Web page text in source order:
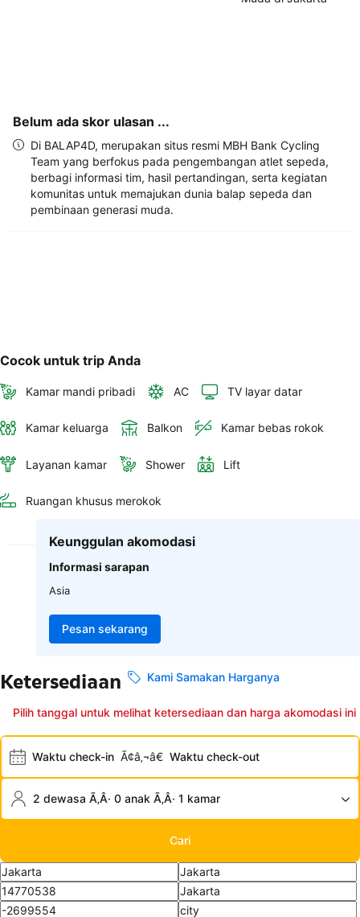
Belum ada skor ulasan ...
Di BALAP4D, merupakan situs resmi MBH Bank Cycling
Team yang berfokus pada pengembangan atlet sepeda,
berbagi informasi tim, hasil pertandingan, serta kegiatan
komunitas untuk memajukan dunia balap sepeda dan
pembinaan generasi muda.
Cocok untuk trip Anda
Kamar mandi pribadi AC TV layar datar
Kamar keluarga Balkon Kamar bebas rokok
Layanan kamar Shower Lift
Ruangan khusus merokok
Keunggulan akomodasi
Informasi sarapan
Asia
Pesan sekarang
Ketersediaan Kami Samakan Harganya
Pilih tanggal untuk melihat ketersediaan dan harga akomodasi ini
Waktu check-in Ã¢â‚¬â€ Waktu check-out
2 dewasa Ã‚Â· 0 anak Ã‚Â· 1 kamar
Cari